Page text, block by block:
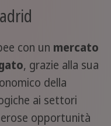
con un mercato
, grazie alla sua
della
ai settori
opportunità